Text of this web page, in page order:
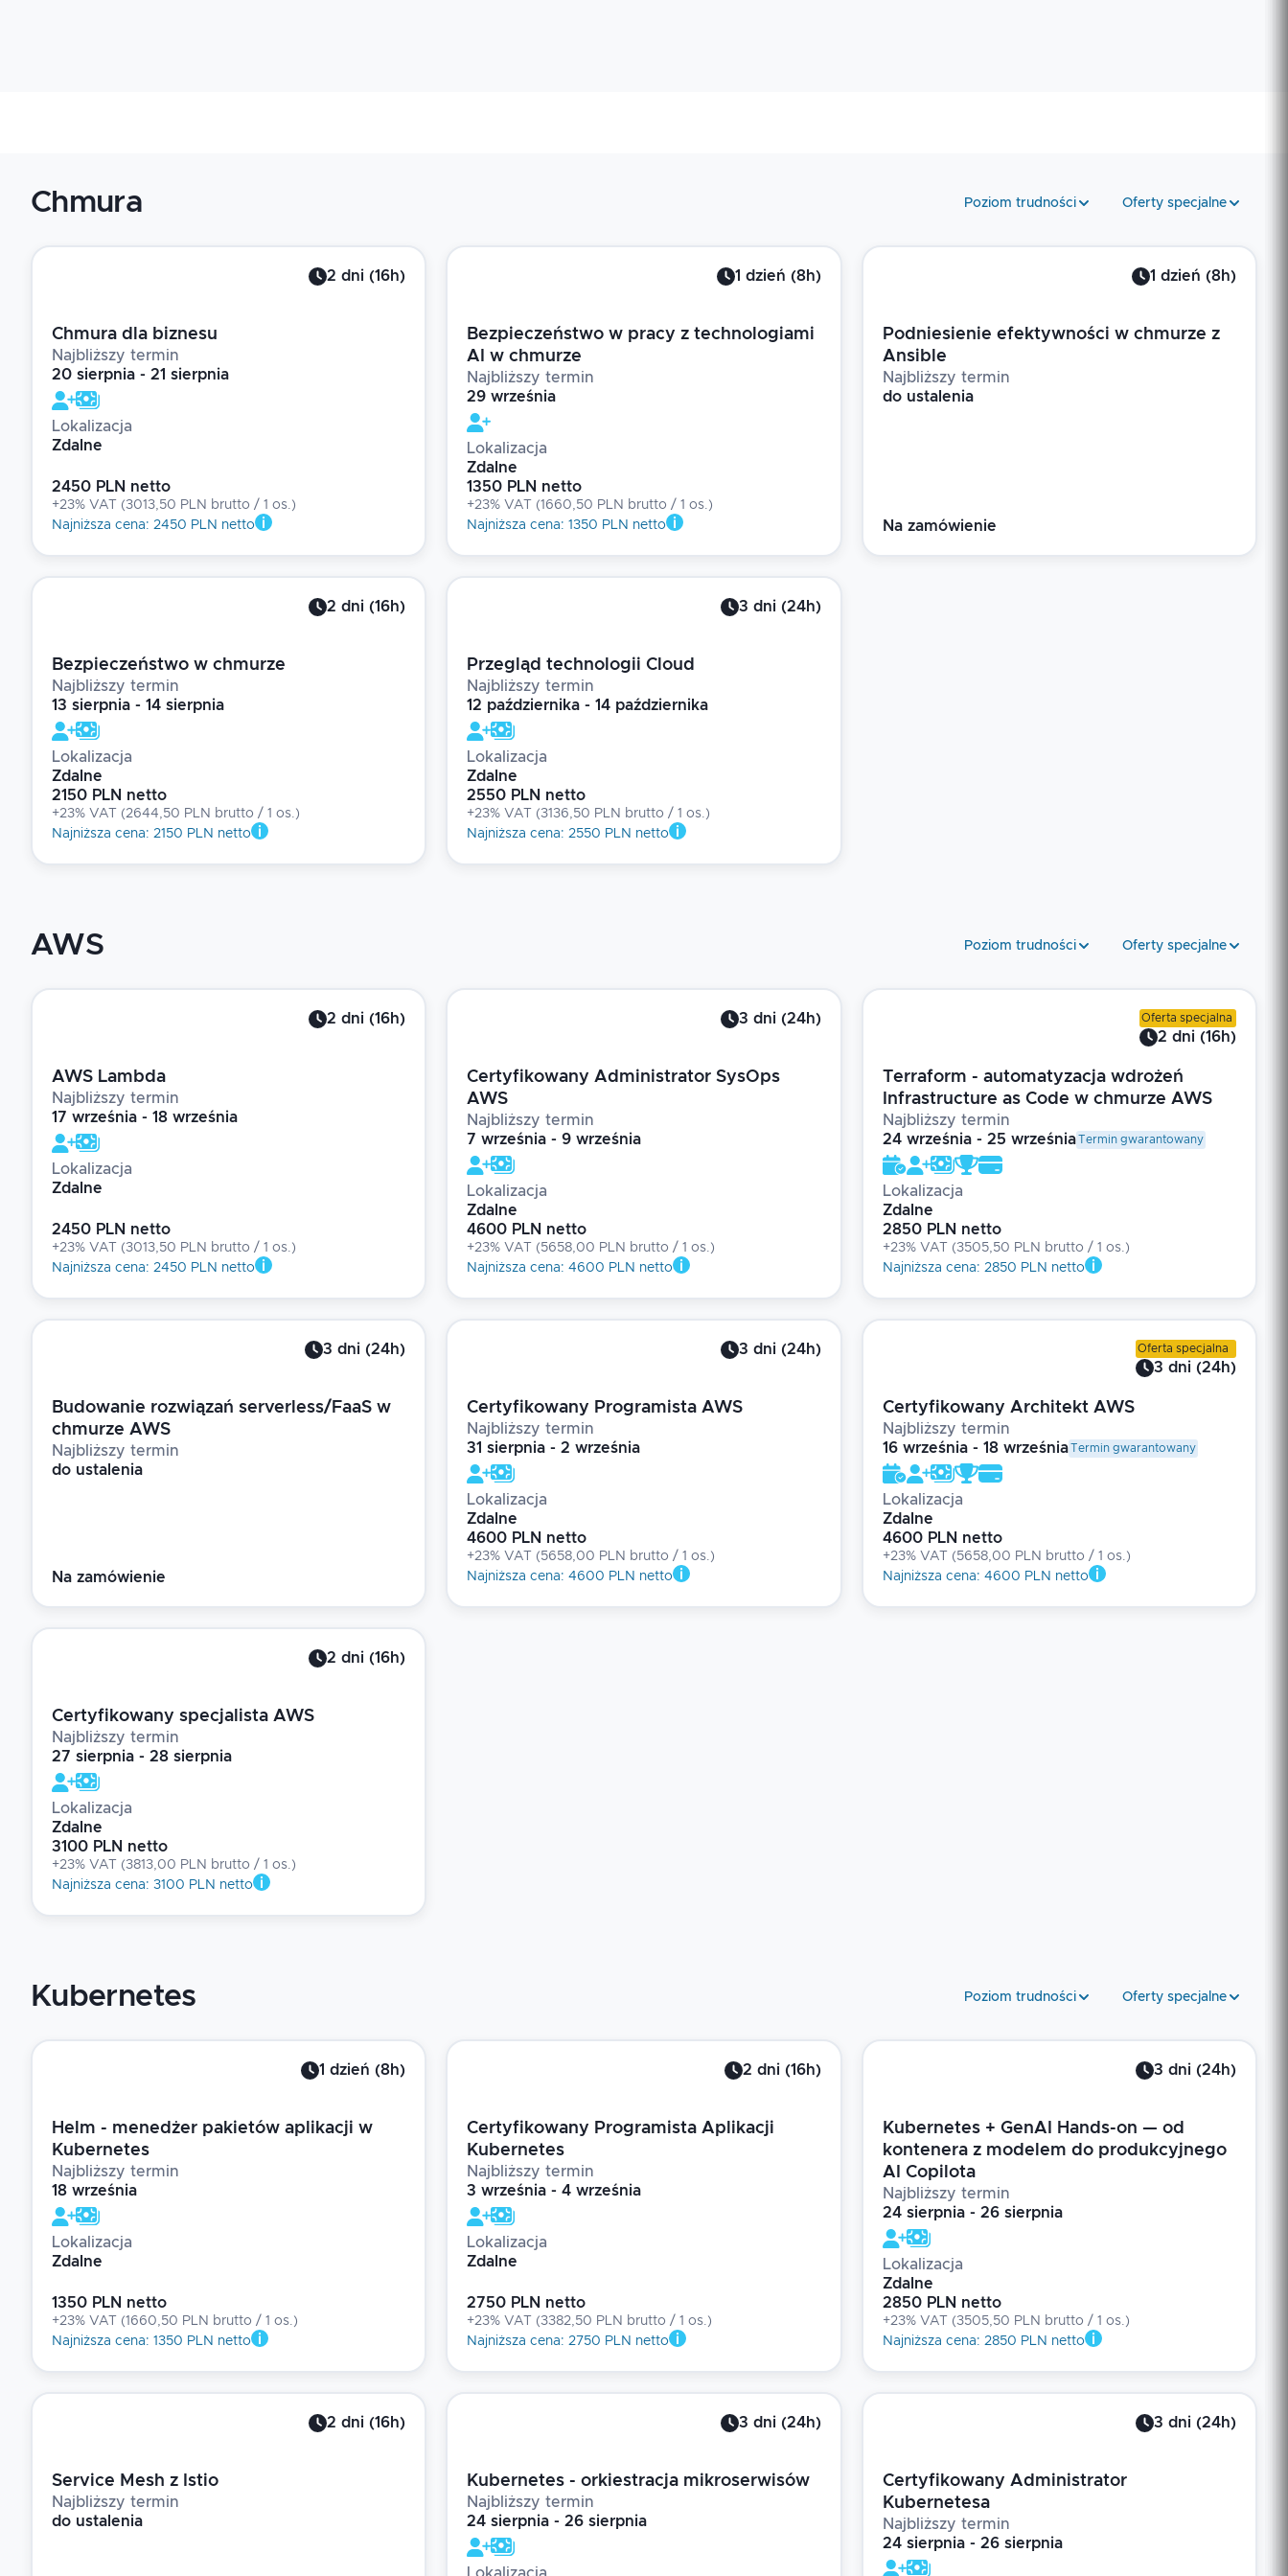
Chmura Poziom trudności Oferty specjalne
2 dni (16h)
Chmura dla biznesu
Najbliższy termin
20 sierpnia - 21 sierpnia
Lokalizacja
Zdalne
2450 PLN netto
+23% VAT (3013,50 PLN brutto / 1 os.)
Najniższa cena: 2450 PLN netto
1 dzień (8h)
Bezpieczeństwo w pracy z technologiami
AI w chmurze
Najbliższy termin
29 września
Lokalizacja
Zdalne
1350 PLN netto
+23% VAT (1660,50 PLN brutto / 1 os.)
Najniższa cena:1350 PLN netto
1 dzień (8h)
Podniesienie efektywności w chmurze z
Ansible
Najbliższy termin
do ustalenia
Na zamówienie
2 dni (16h)
Bezpieczeństwo w chmurze
Najbliższy termin
13 sierpnia - 14 sierpnia
Lokalizacja
Zdalne
2150 PLN netto
+23% VAT (2644,50 PLN brutto / 1 os.)
Najniższa cena: 2150 PLN netto
3 dni (24h)
Przegląd technologii Cloud
Najbliższy termin
12 października - 14 października
Lokalizacja
Zdalne
2550 PLN netto
+23% VAT (3136,50 PLN brutto / 1 os.)
Najniższa cena: 2550 PLN netto
AWS Poziom trudności Oferty specjalne
2 dni (16h)
AWS Lambda
Najbliższy termin
17 września - 18 września
Lokalizacja
Zdalne
2450 PLN netto
+23% VAT (3013,50 PLN brutto / 1 os.)
Najniższa cena: 2450 PLN netto
3 dni (24h)
Certyfikowany Administrator SysOps
AWS
Najbliższy termin
7 września - 9 września
Lokalizacja
Zdalne
4600 PLN netto
+23% VAT (5658,00 PLN brutto / 1 os.)
Najniższa cena:4600 PLN netto
Oferta specjalna
2 dni (16h)
Terraform - automatyzacja wdrożeń
Infrastructure as Code w chmurze AWS
Najbliższy termin
24 września - 25 wrześniaTermin gwarantowany
Lokalizacja
Zdalne
2850 PLN netto
+23% VAT (3505,50 PLN brutto / 1 os.)
Najniższa cena: 2850 PLN netto
3 dni (24h)
Budowanie rozwiązań serverless/FaaS w
chmurze AWS
Najbliższy termin
do ustalenia
Na zamówienie
3 dni (24h)
Certyfikowany Programista AWS
Najbliższy termin
31 sierpnia - 2 września
Lokalizacja
Zdalne
4600 PLN netto
+23% VAT (5658,00 PLN brutto / 1 os.)
Najniższa cena:4600 PLN netto
Oferta specjalna
3 dni (24h)
Certyfikowany Architekt AWS
Najbliższy termin
16 września - 18 wrześniaTermin gwarantowany
Lokalizacja
Zdalne
4600 PLN netto
+23% VAT (5658,00 PLN brutto / 1 os.)
Najniższa cena: 4600 PLN netto
2 dni (16h)
Certyfikowany specjalista AWS
Najbliższy termin
27 sierpnia - 28 sierpnia
Lokalizacja
Zdalne
3100 PLN netto
+23% VAT (3813,00 PLN brutto / 1 os.)
Najniższa cena: 3100 PLN netto
Kubernetes Poziom trudności Oferty specjalne
1 dzień (8h)
Helm - menedżer pakietów aplikacji w
Kubernetes
Najbliższy termin
18 września
Lokalizacja
Zdalne
1350 PLN netto
+23% VAT (1660,50 PLN brutto / 1 os.)
Najniższa cena: 1350 PLN netto
2 dni (16h)
Certyfikowany Programista Aplikacji
Kubernetes
Najbliższy termin
3 września - 4 września
Lokalizacja
Zdalne
2750 PLN netto
+23% VAT (3382,50 PLN brutto / 1 os.)
Najniższa cena: 2750 PLN netto
3 dni (24h)
Kubernetes + GenAI Hands-on — od
kontenera z modelem do produkcyjnego
AI Copilota
Najbliższy termin
24 sierpnia - 26 sierpnia
Lokalizacja
Zdalne
2850 PLN netto
+23% VAT (3505,50 PLN brutto / 1 os.)
Najniższa cena: 2850 PLN netto
2 dni (16h)
Service Mesh z Istio
Najbliższy termin
do ustalenia
3 dni (24h)
Kubernetes - orkiestracja mikroserwisów
Najbliższy termin
24 sierpnia - 26 sierpnia
3 dni (24h)
Certyfikowany Administrator
Kubernetesa
Najbliższy termin
24 sierpnia - 26 sierpnia